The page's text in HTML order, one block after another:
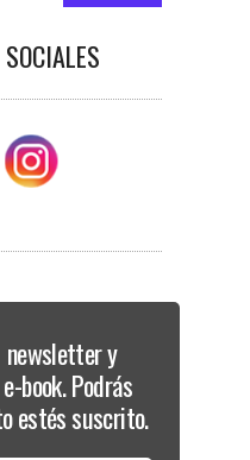
y
book. Podrás
estés suscrito.